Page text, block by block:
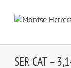
content
SER CAT –